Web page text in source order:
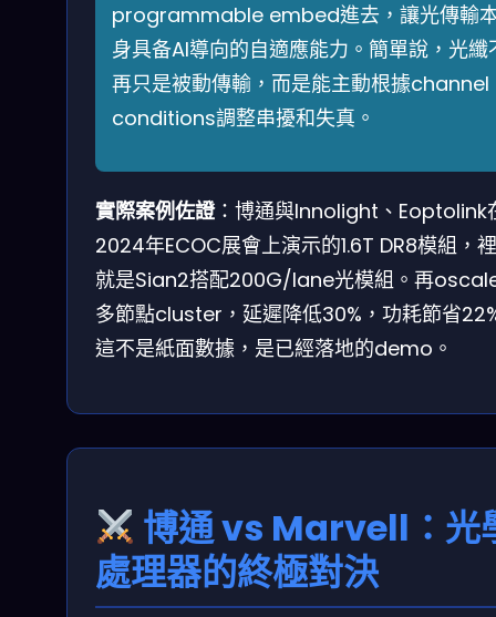
programmable embed進去，讓光傳輸
身具备AI導向的自適應能力。簡單說，光纖
再只是被動傳輸，而是能主動根據channel
conditions調整串擾和失真。
實際案例佐證：博通與Innolight、Eoptolink
2024年ECOC展會上演示的1.6T DR8模組，
就是Sian2搭配200G/lane光模組。再
多節點cluster，延遲降低30%，功耗節省
這不是紙面數據，是已經落地的demo。
博通 vs Marvell：光
處理器的終極對決